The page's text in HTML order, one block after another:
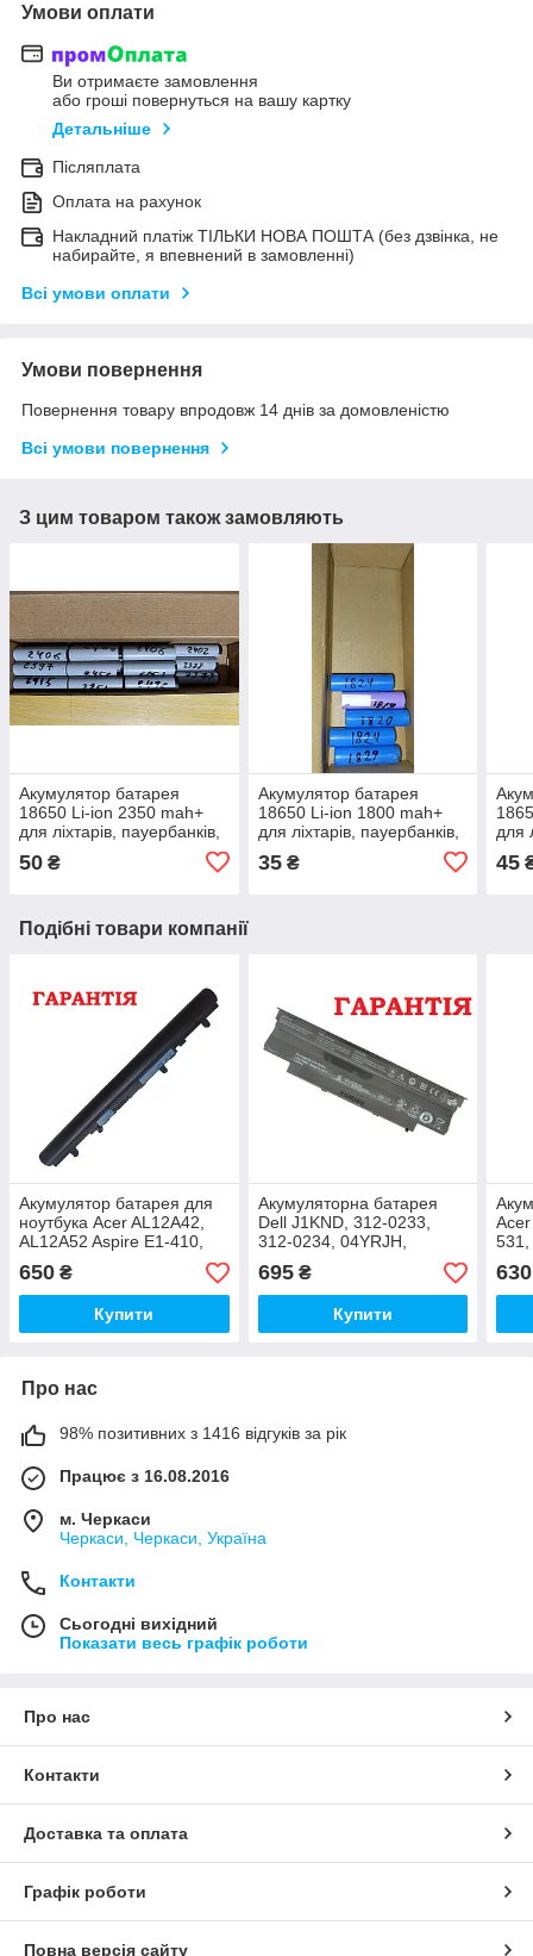
Умови оплати
Ви отримаєте замовлення
або гроші повернуться на вашу картку
Детальніше
Післяплата
Оплата на рахунок
Накладний платіж ТІЛЬКИ НОВА ПОШТА (без дзвінка, не
набирайте, я впевнений в замовленні)
Всі умови оплати
Умови повернення
Повернення товару впродовж 14 днів за домовленістю
Всі умови повернення
З цим товаром також замовляють
Акумулятор батарея
18650 Li-ion 2350 mah+
для ліхтарів, пауербанків,
50 ₴
Акумулятор батарея
18650 Li-ion 1800 mah+
для ліхтарів, пауербанків,
35₴
для
45
Подібні товари компанії
Акумулятор батарея для
ноутбука Acer AL12A42,
AL12A52 Aspire E1-410,
E1-422, E1-430, E1-432,
E1-470, E1-472,
650 ₴
Купити
Акумуляторна батарея
Dell J1KND, 312-0233,
312-0234, 04YRJH,
FMHC10, YXVK2, J4XDH,
TKV2V, 9TCXN, 9T48V,
965Y7, 4T7JN, 383CW,
695₴
Купити
531,
630
Про нас
98% позитивних з 1416 відгуків за рік
Працює з 16.08.2016
м. Черкаси
Черкаси, Черкаси, Україна
Контакти
Сьогодні вихідний
Показати весь графік роботи
Про нас
Контакти
Доставка та оплата
Графік роботи
Повна версія сайту